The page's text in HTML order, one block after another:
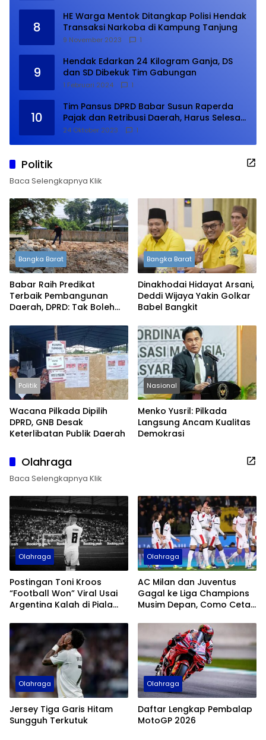
8
HE Warga Mentok Ditangkap Polisi Hendak
Transaksi Narkoba di Kampung Tanjung
9 November 2023 1
9
Hendak Edarkan 24 Kilogram Ganja, DS
dan SD Dibekuk Tim Gabungan
1 Februari 2024 1
10
Tim Pansus DPRD Babar Susun Raperda
Pajak dan Retribusi Daerah, Harus Selesai
Januari 2024
24 Oktober 2023 1
Politik
Baca Selengkapnya Klik
Bangka Barat
Babar Raih Predikat
Terbaik Pembangunan
Daerah, DPRD: Tak Boleh
Bangka Barat
Dinakhodai Hidayat Arsani,
Deddi Wijaya Yakin Golkar
Babel Bangkit
Politik
Wacana Pilkada Dipilih
DPRD, GNB Desak
Keterlibatan Publik Daerah
Nasional
Menko Yusril: Pilkada
Langsung Ancam Kualitas
Demokrasi
Olahraga
Baca Selengkapnya Klik
Olahraga
Postingan Toni Kroos
“Football Won” Viral Usai
Argentina Kalah di Piala
Olahraga
AC Milan dan Juventus
Gagal ke Liga Champions
Musim Depan, Como Cetak
Olahraga
Jersey Tiga Garis Hitam
Sungguh Terkutuk
Olahraga
Daftar Lengkap Pembalap
MotoGP 2026